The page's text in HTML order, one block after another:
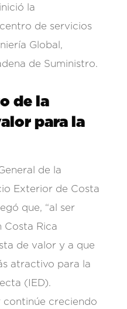
la
de servicios
Global,
de Suministro.
de la
para la
de la
Exterior de Costa
que, “al ser
Costa Rica
de valor y a que
atractivo para la
(IED).
continúe creciendo